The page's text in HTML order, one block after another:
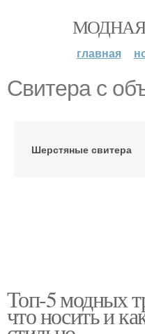
главная
Свитера с
Шерстяные свитера
Топ-5 модных
что носить и